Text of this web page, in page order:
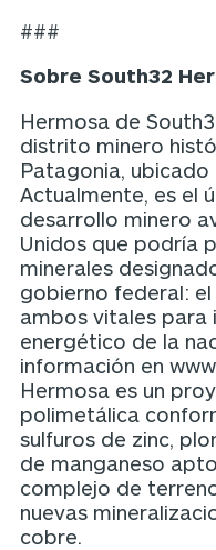
###
Sobre South32
Hermosa de
distrito minero
Patagonia, ubicado
Actualmente, es el
desarrollo minero
Unidos que podría
minerales
gobierno federal: el
ambos vitales para
energético de la
información en
Hermosa es un
polimetálica
sulfuros de zinc,
de manganeso
complejo de
nuevas
cobre.